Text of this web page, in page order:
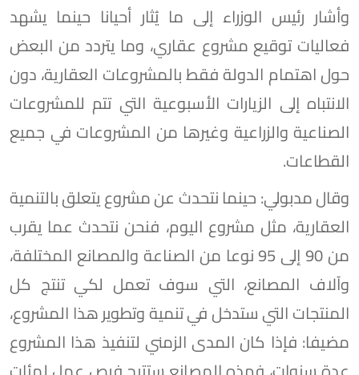
وأشار رئيس الوزراء إلى ما يُثار أحيانا حينما يشهد
فعاليات توقيع مشروع عقاري، وما يتردد من البعض
حول اهتمام الدولة فقط بالمشروعات العقارية، دون
الانتباه إلى الزيارات الأسبوعية التي تتم للمشروعات
الصناعية والزراعية وغيرها من المشروعات في جميع
القطاعات.
وقال مدبولي: حينما نتحدث عن مشروع يتعلق بالتنمية
العقارية، مثل مشروع اليوم، فنحن نتحدث عما يقرب
من 90 إلى 95 نوعا من الصناعة والمصانع المختلفة،
وآلاف المصانع، التي سوف تعمل لكي تنتج كل
المنتجات التي ستدخل في تنمية وتطوير هذا المشروع،
مضيفا: فإذا كان المدى الزمني لتنفيذ هذا المشروع